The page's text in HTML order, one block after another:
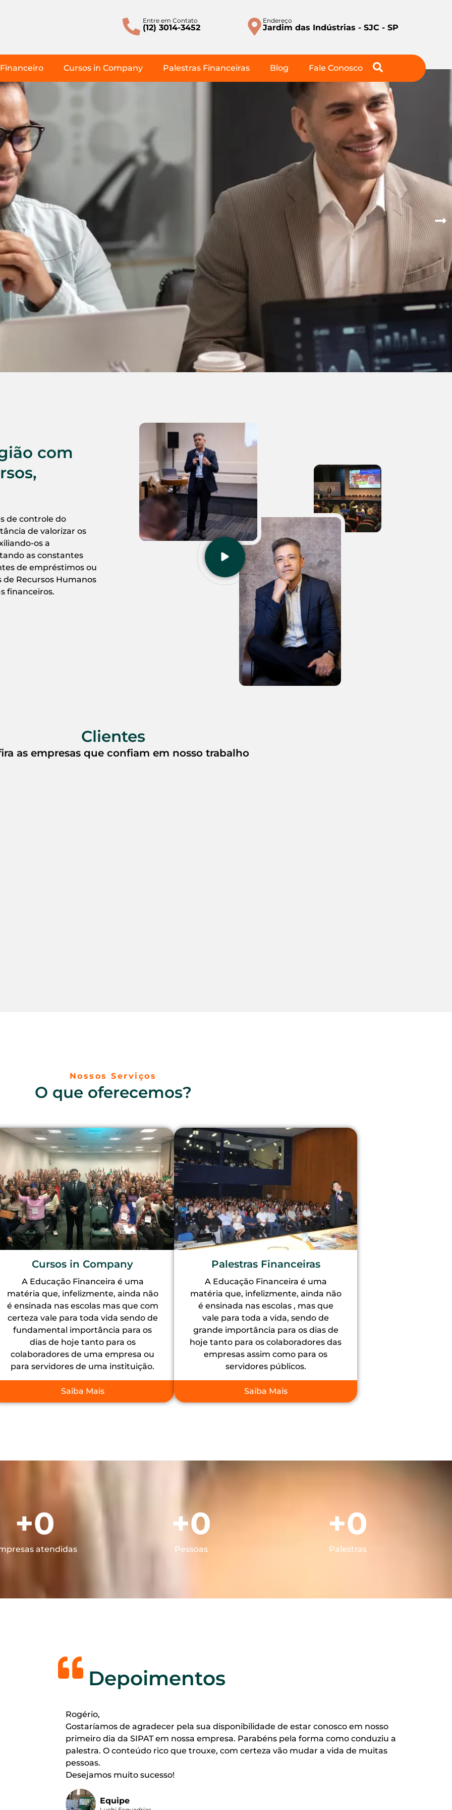
Entre em Contato
(12) 3014-3452
Endereço
Jardim das Indústrias - SJC - SP
Cursos in Company Palestras Financeiras Blog Fale Conosco
com
de controle do
de valorizar os
os a
as constantes
de empréstimos ou
Recursos Humanos
financeiros.
Clientes
as empresas que confiam em nosso trabalho
Nossos Serviços
O que oferecemos?
Cursos in Company
A Educação Financeira é uma
matéria que, infelizmente, ainda não
é ensinada nas escolas mas que com
certeza vale para toda vida sendo de
fundamental importância para os
dias de hoje tanto para os
colaboradores de uma empresa ou
para servidores de uma instituição.
Saiba Mais
Palestras Financeiras
A Educação Financeira é uma
matéria que, infelizmente, ainda não
é ensinada nas escolas , mas que
vale para toda a vida, sendo de
grande importância para os dias de
hoje tanto para os colaboradores das
empresas assim como para os
servidores públicos.
Saiba Mais
atendidas
+0
Pessoas
+0
Palestras
+0
Depoimentos
Rogério,
Gostaríamos de agradecer pela sua disponibilidade de estar conosco em nosso
primeiro dia da SIPAT em nossa empresa. Parabéns pela forma como conduziu a
palestra. O conteúdo rico que trouxe, com certeza vão mudar a vida de muitas
pessoas.
Desejamos muito sucesso!
Equipe